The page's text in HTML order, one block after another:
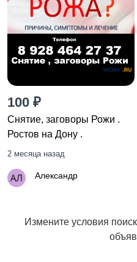
100 ₽
Снятие, заговоры Рожи .
Ростов на Дону .
2 месяца назад
Александр
Измените условия